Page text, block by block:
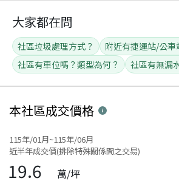
大家都在問
社區垃圾處理方式？
附近有捷運站/公車
社區有車位嗎？類型為何？
社區有無漏
本社區成交價格
115年/01月~115年/06月
近半年成交價(排除特殊關係間之交易)
19.6 萬/坪